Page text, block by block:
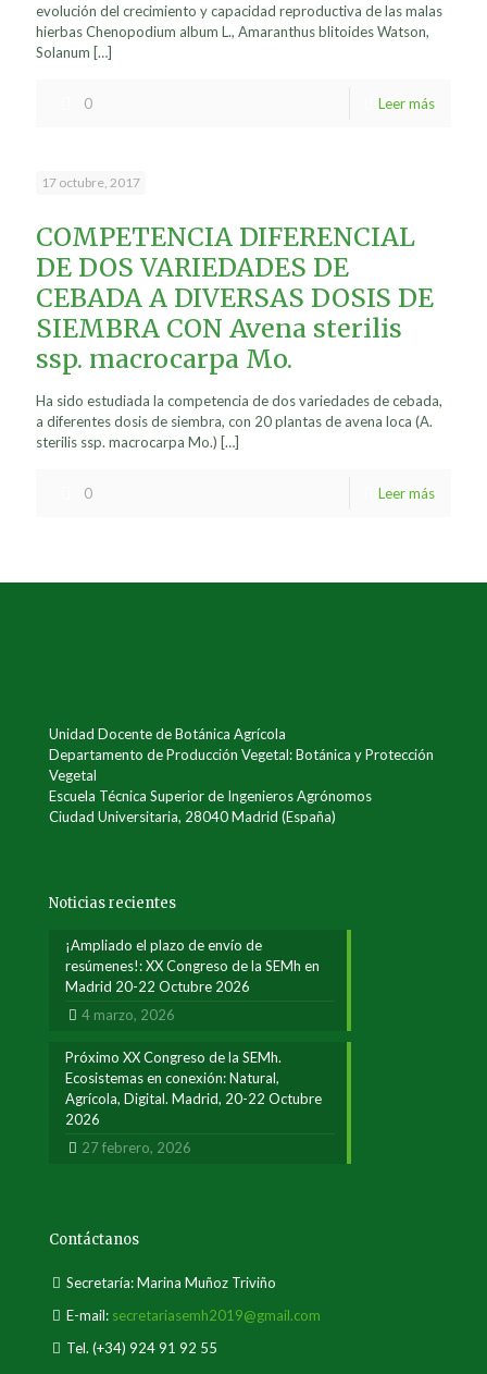
evolución del crecimiento y capacidad reproductiva de las malas
hierbas Chenopodium album L., Amaranthus blitoides Watson,
Solanum […]
0 Leer más
17 octubre, 2017
COMPETENCIA DIFERENCIAL
DE DOS VARIEDADES DE
CEBADA A DIVERSAS DOSIS DE
SIEMBRA CON Avena sterilis
ssp. macrocarpa Mo.
Ha sido estudiada la competencia de dos variedades de cebada,
a diferentes dosis de siembra, con 20 plantas de avena loca (A.
sterilis ssp. macrocarpa Mo.) […]
0 Leer más
Unidad Docente de Botánica Agrícola
Departamento de Producción Vegetal: Botánica y Protección
Vegetal
Escuela Técnica Superior de Ingenieros Agrónomos
Ciudad Universitaria, 28040 Madrid (España)
Noticias recientes
¡Ampliado el plazo de envío de
resúmenes!: XX Congreso de la SEMh en
Madrid 20-22 Octubre 2026
4 marzo, 2026
Próximo XX Congreso de la SEMh.
Ecosistemas en conexión: Natural,
Agrícola, Digital. Madrid, 20-22 Octubre
2026
27 febrero, 2026
Contáctanos
Secretaría: Marina Muñoz Triviño
E-mail: secretariasemh2019@gmail.com
Tel. (+34) 924 91 92 55